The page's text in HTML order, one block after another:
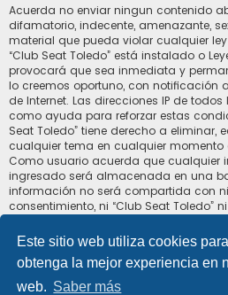
Este sitio web utiliza cookies
obtenga la mejor experiencia en
web. Saber más
Acuerda no enviar ningun contenido
difamatorio, indecente, amenazante,
material que pueda violar cualquier
“Club Seat Toledo” está instalado o
provocará que sea inmediata y
lo creemos oportuno, con notificación
de Internet. Las direcciones IP de
como ayuda para reforzar estas
Seat Toledo” tiene derecho a eliminar,
cualquier tema en cualquier momento
Como usuario acuerda que cualquier
ingresado será almacenada en una
información no será compartida con
consentimiento, ni “Club Seat Toledo”
responsables por cualquier intento
los datos sean comprometidos.
Portal Índice general